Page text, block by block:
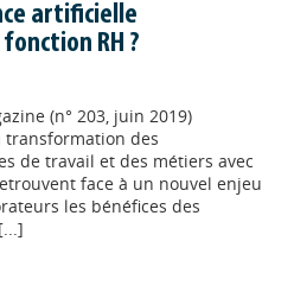
artificielle
RH ?
(n° 203, juin 2019)
transformation des
de travail et des métiers avec
face à un nouvel enjeu
les bénéfices des